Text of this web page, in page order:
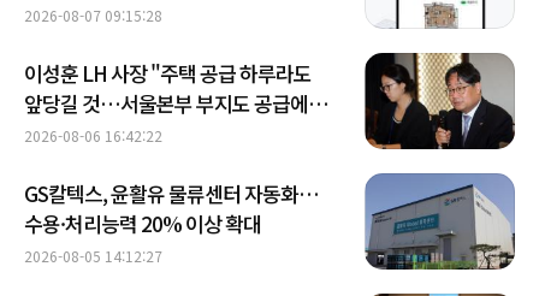
금융정보 종합 분석
2026-08-07 09:15:28
이성훈 LH 사장 "주택 공급 하루라도
앞당길 것…서울본부 부지도 공급에
활용"
2026-08-06 16:42:22
GS칼텍스, 윤활유 물류센터 자동화…
수용·처리능력 20% 이상 확대
2026-08-05 14:12:27